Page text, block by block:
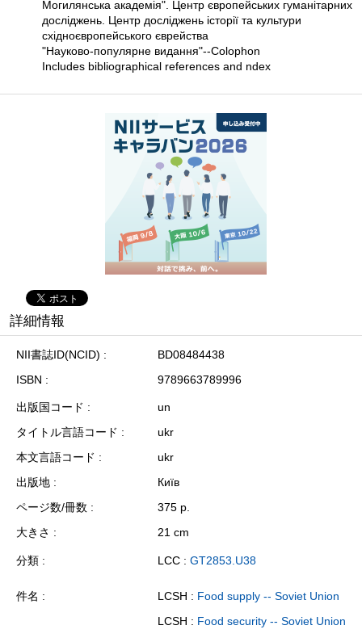
Могилянська академія". Центр європейських гуманітарних
досліджень. Центр досліджень історії та культури
східноєвропейського єврейства
"Науково-популярне видання"--Colophon
Includes bibliographical references and ndex
詳細情報
NII書誌ID(NCID)
BD08484438
ISBN
9789663789996
出版国コード
un
タイトル言語コード
ukr
本文言語コード
ukr
出版地
Київ
ページ数/冊数
375 p.
大きさ
21 cm
分類 LCC : GT2853.U38
件名 LCSH : Food supply -- Soviet Union
LCSH : Food security -- Soviet Union